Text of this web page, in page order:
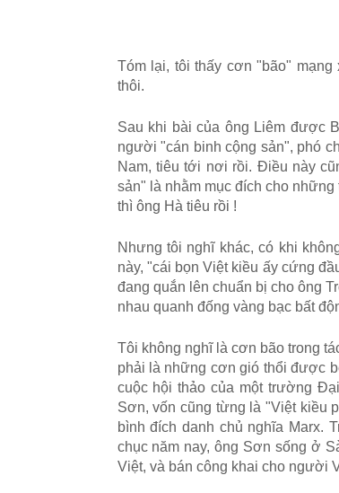
Tóm lại, tôi thấy cơn "bão"
thôi.
Sau khi bài của ông Liêm được
người "cán binh cộng sản", phó
Nam, tiêu tới nơi rồi. Điều này
sản" là nhằm mục đích cho
thì ông Hà tiêu rồi !
Nhưng tôi nghĩ khác, có khi
này, "cái bọn Việt kiều ấy cứng
đang quắn lên chuẩn bị cho ông
nhau quanh đống vàng bạc bất
Tôi không nghĩ là cơn bão trong
phải là những cơn gió thổi được
cuộc hội thảo của một trường
Sơn, vốn cũng từng là "Việt kiều
bình đích danh chủ nghĩa Marx.
chục năm nay, ông Sơn sống ở
Việt, và bán công khai cho người